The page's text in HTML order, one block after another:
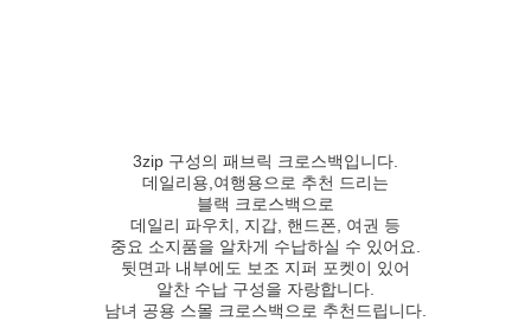
3zip 구성의 패브릭 크로스백입니다.
데일리용,여행용으로 추천 드리는
블랙 크로스백으로
데일리 파우치, 지갑, 핸드폰, 여권 등
중요 소지품을 알차게 수납하실 수 있어요.
뒷면과 내부에도 보조 지퍼 포켓이 있어
알찬 수납 구성을 자랑합니다.
남녀 공용 스몰 크로스백으로 추천드립니다.